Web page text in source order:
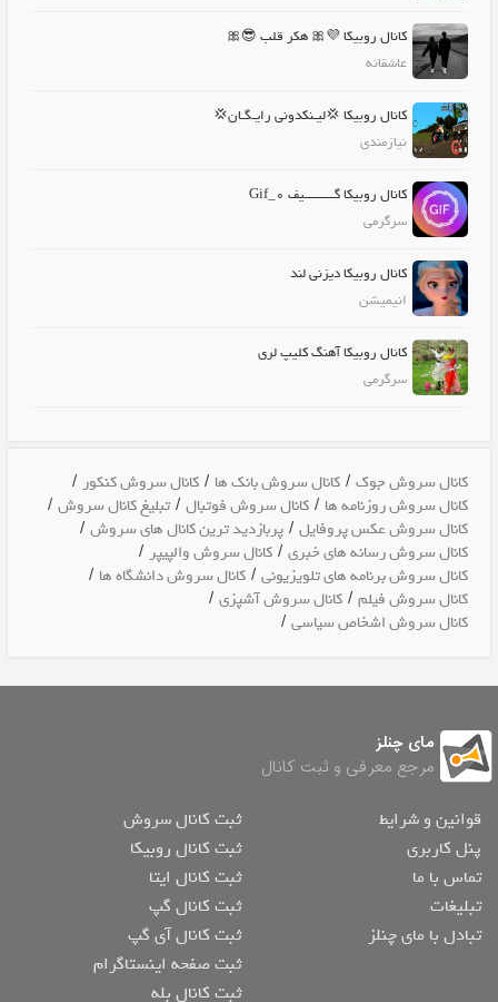
کانال روبیکا 💜🎀 هکر قلب 😎🎀
عاشقانه
کانال روبیکا 💢لیـنکدونی رایـگـان💢
نیازمندی
کانال روبیکا گـــــــــیف Gif_0
سرگرمی
کانال روبیکا دیزنی لند
انیمیشن
کانال روبیکا آهنگ کلیپ لری
سرگرمی
کانال سروش جوک /کانال سروش بانک ها /کانال سروش کنکور /
کانال سروش روزنامه ها /کانال سروش فوتبال /تبلیغ کانال سروش /
کانال سروش عکس پروفایل /پربازدید ترین کانال های سروش /
کانال سروش رسانه های خبری /کانال سروش والپیپر /
کانال سروش برنامه های تلویزیونی /کانال سروش دانشگاه ها /
کانال سروش فیلم /کانال سروش آشپزی /
کانال سروش اشخاص سیاسی /
مای چنلز
مرجع معرفی و ثبت کانال
قوانین و شرایط
پنل کاربری
تماس با ما
تبلیغات
تبادل با مای چنلز
ثبت کانال سروش
ثبت کانال روبیکا
ثبت کانال ایتا
ثبت کانال گپ
ثبت کانال آی گپ
ثبت صفحه اینستاگرام
ثبت کانال بله